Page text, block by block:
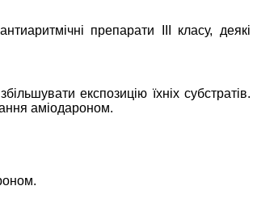
препарати III класу, деякі
експозицію їхніх субстратів.
аміодароном.